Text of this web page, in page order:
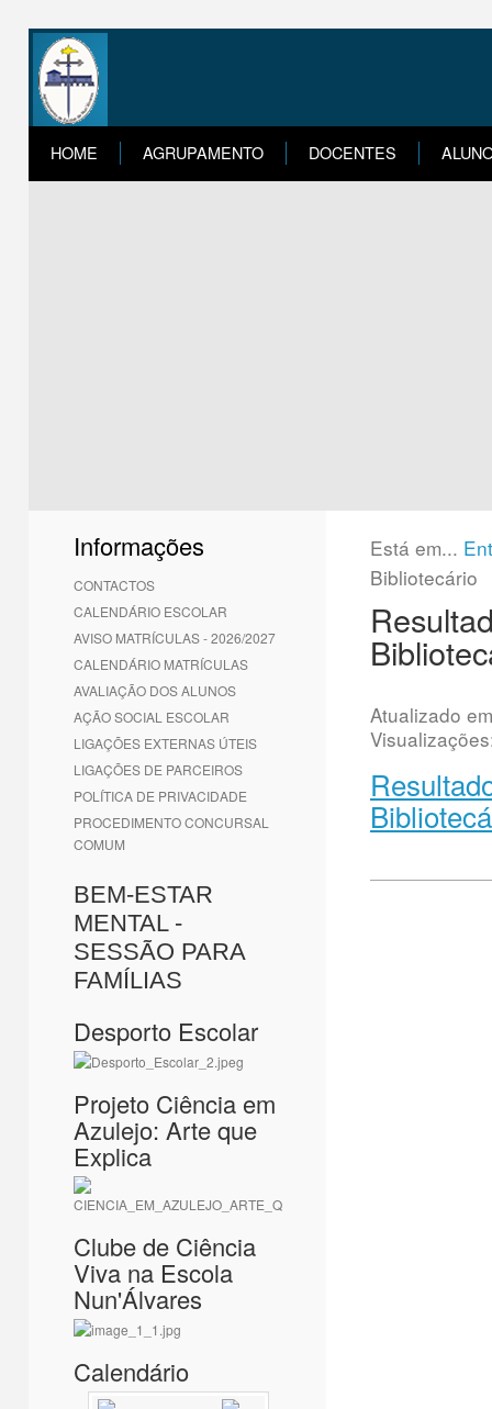
HOME AGRUPAMENTO DOCENTES
Informações
CONTACTOS
CALENDÁRIO ESCOLAR
AVISO MATRÍCULAS - 2026/2027
CALENDÁRIO MATRÍCULAS
AVALIAÇÃO DOS ALUNOS
AÇÃO SOCIAL ESCOLAR
LIGAÇÕES EXTERNAS ÚTEIS
LIGAÇÕES DE PARCEIROS
POLÍTICA DE PRIVACIDADE
PROCEDIMENTO CONCURSAL
COMUM
BEM-ESTAR
MENTAL -
SESSÃO PARA
FAMÍLIAS
Desporto Escolar
Projeto Ciência em
Azulejo: Arte que
Explica
Clube de Ciência
Viva na Escola
Nun'Álvares
Calendário
Está em...
Bibliotecário
Atualizado